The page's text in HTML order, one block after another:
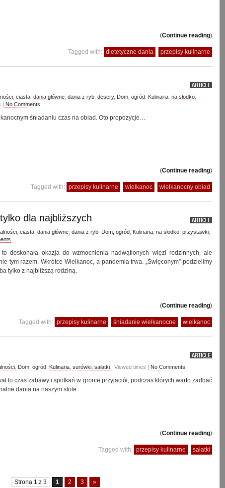
(Continue reading)
Tagged with: dietetyczne dania przepisy kulinarne
ciasta dania główne dania z ryb desery, Dom, ogród Kulinaria na słodko
| No Comments
śniadaniu czas na obiad. Oto propozycje…
(Continue reading)
Tagged with: przepisy kulinarne wielkanoc wielkanocny obiad
dla najbliższych
ciasta dania główne dania z ryb Dom, ogród Kulinaria na słodko przystawki
to doskonała okazja do wzmocnienia nadwątlonych więzi rodzinnych, ale
tym razem. Wkrótce Wielkanoc, a pandemia trwa. „Święconym” podzielimy
tylko z najbliższą rodziną.
(Continue reading)
Tagged with: przepisy kulinarne śniadanie wielkanocne wielkanoc
Dom, ogród Kulinaria surówki, sałatki | Viewed times | No Comments
to czas zabawy i spotkań w gronie przyjaciół, podczas których warto zadbać
dania na naszym stole.
(Continue reading)
Tagged with: przepisy kulinarne sałatki
Strona 1 z 3 1 2 3 »